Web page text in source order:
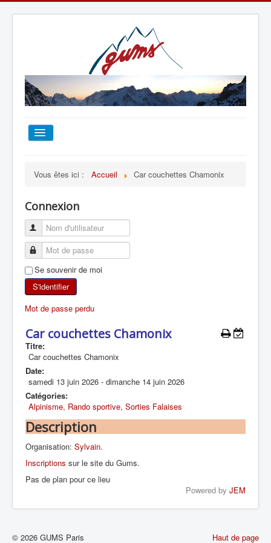
ESCALADE
ALPINISME
SKI DE RANDONNÉE
RANDONNÉE PÉDESTRE
RANDONNÉE SPORTIVE
Vous êtes ici : Accueil Car couchettes Chamonix
Connexion
Se souvenir de moi
S'identifier
Mot de passe perdu
Car couchettes Chamonix
Titre:
Car couchettes Chamonix
Date:
samedi 13 juin 2026 - dimanche 14 juin 2026
Catégories:
Alpinisme, Rando sportive, Sorties Falaises
Description
Organisation: Sylvain.
Inscriptions sur le site du Gums.
Pas de plan pour ce lieu
Powered by JEM
Haut de page
© 2026 GUMS Paris